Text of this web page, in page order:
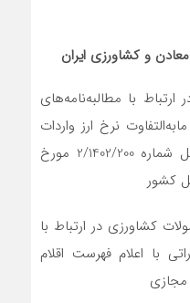
معادن و کشاورزی ایران
با مطالبه‌نامه‌های
نرخ ارز واردات
در دوره بهار 1401 طی دستورالعمل شماره 2/1402/200 مورخ
کشاورزی در ارتباط با
با اعلام فهرست اقلام